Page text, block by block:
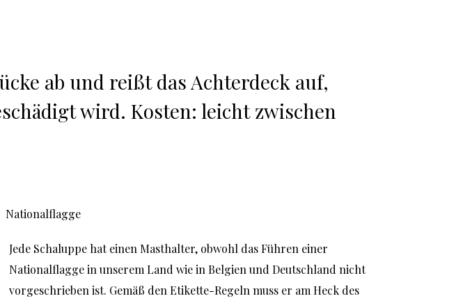
ab und reißt das Achterdeck auf,
wird. Kosten: leicht zwischen
Nationalflagge
Jede Schaluppe hat einen Masthalter, obwohl das Führen einer
Nationalflagge in unserem Land wie in Belgien und Deutschland nicht
vorgeschrieben ist. Gemäß den Etikette-Regeln muss er am Heck des